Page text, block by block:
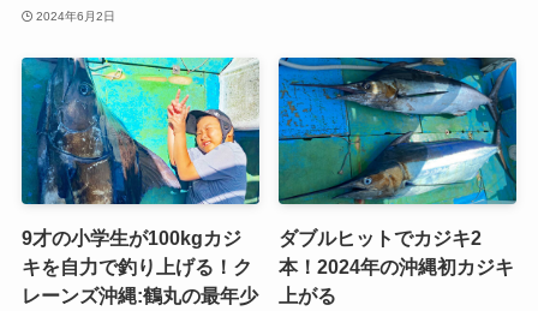
2024年6月2日
9才の小学生が100kgカジ
キを自力で釣り上げる！ク
レーンズ沖縄:鶴丸の最年少
ダブルヒットでカジキ2
本！2024年の沖縄初カジキ
上がる